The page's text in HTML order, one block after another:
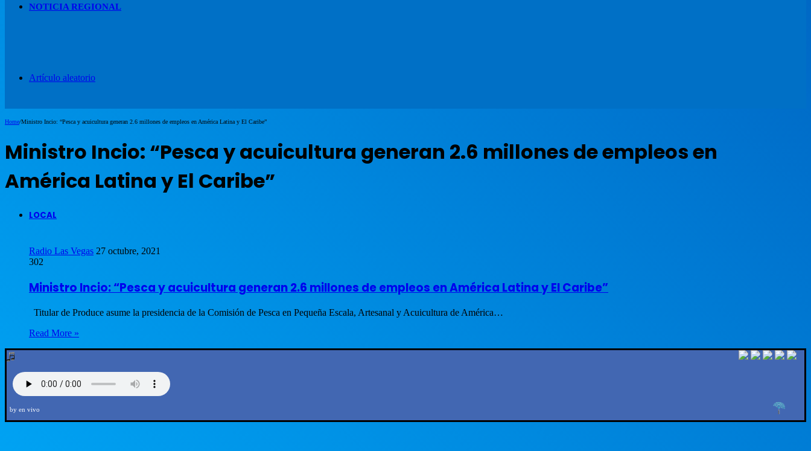
NOTICIA REGIONAL
Artículo aleatorio
Home/Ministro Incio: “Pesca y acuicultura generan 2.6 millones de empleos en América Latina y El Caribe”
Ministro Incio: “Pesca y acuicultura generan 2.6 millones de empleos en
América Latina y El Caribe”
LOCAL
Radio Las Vegas 27 octubre, 2021
302
Ministro Incio: “Pesca y acuicultura generan 2.6 millones de empleos en América Latina y El Caribe”
Titular de Produce asume la presidencia de la Comisión de Pesca en Pequeña Escala, Artesanal y Acuicultura de América…
Read More »
by en vivo